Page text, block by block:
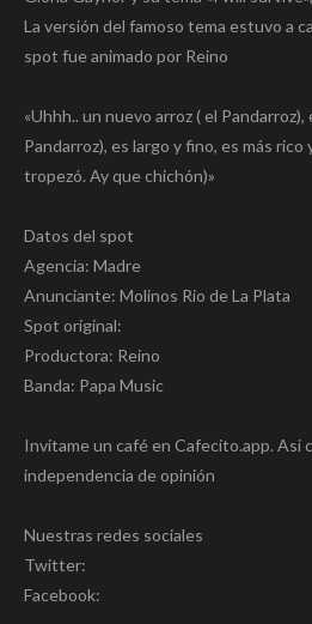
La versión del famoso tema estuvo a
spot fue animado por Reino
«Uhhh.. un nuevo arroz ( el Pandarroz),
Pandarroz), es largo y fino, es más rico
tropezó. Ay que chichón)»
Datos del spot
Agencia: Madre
Anunciante: Molinos Rio de La Plata
Spot original:
Productora: Reino
Banda: Papa Music
Invitame un café en Cafecito.app. Asi
independencia de opinión
Nuestras redes sociales
Twitter:
Facebook: